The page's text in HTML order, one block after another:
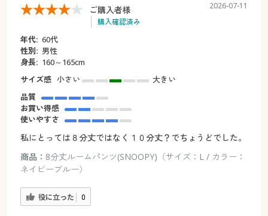
ご購入者様
購入確認済み
2026-07-11
年代: 60代
性別: 男性
身長: 160～165cm
サイズ感 小さい
大きい
品質
お買い得感
使いやすさ
私にとっては８分丈ではなく１０分丈？でちょうどでした。
商品： 8分丈ルームパンツ(SNOOPY)（サイズ：L / カラー：
ネイビーブルー）
役に立った 0